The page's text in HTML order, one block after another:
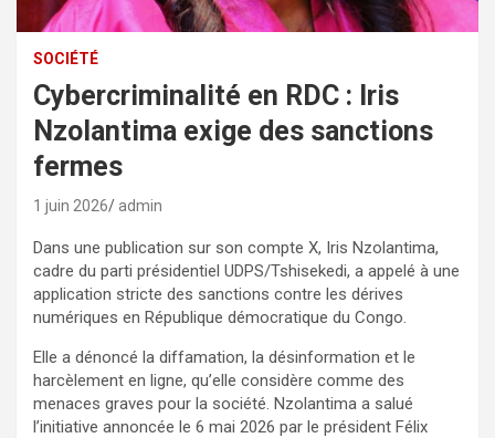
SOCIÉTÉ
Cybercriminalité en RDC : Iris
Nzolantima exige des sanctions
fermes
1 juin 2026 admin
Dans une publication sur son compte X, Iris Nzolantima,
cadre du parti présidentiel UDPS/Tshisekedi, a appelé à une
application stricte des sanctions contre les dérives
numériques en République démocratique du Congo.
Elle a dénoncé la diffamation, la désinformation et le
harcèlement en ligne, qu’elle considère comme des
menaces graves pour la société. Nzolantima a salué
l’initiative annoncée le 6 mai 2026 par le président Félix